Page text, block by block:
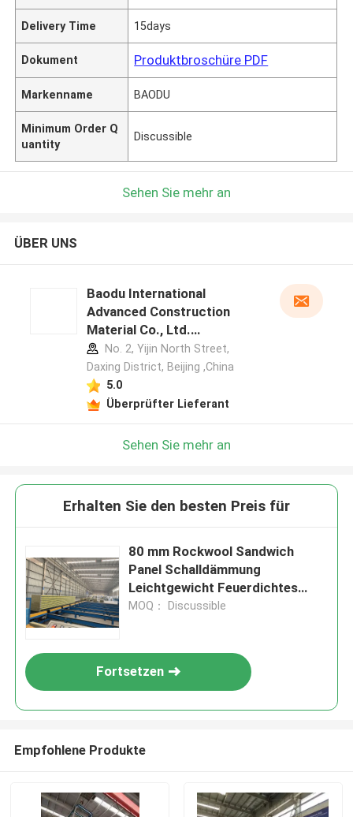
Delivery Time 15days
Dokument Produktbroschüre PDF
Markenname BAODU
Minimum Order Q
uantity
Discussible
Sehen Sie mehr an
ÜBER UNS
Baodu International
Advanced Construction
Material Co., Ltd.
Herstellerprofil
No. 2, Yijin North Street,
Daxing District, Beijing ,China
5.0
Überprüfter Lieferant
Sehen Sie mehr an
Erhalten Sie den besten Preis für
80 mm Rockwool Sandwich
Panel Schalldämmung
Leichtgewicht Feuerdichtes
Polyurethan
MOQ： Discussible
Fortsetzen
Empfohlene Produkte